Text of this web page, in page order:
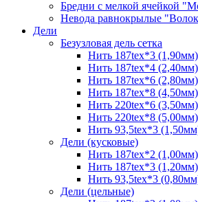
Бредни с мелкой ячейкой
Невода равнокрылые
Дели
Безузловая дель сетка
Нить 187tex*3 (1,90мм)
Нить 187tex*4 (2,40мм)
Нить 187tex*6 (2,80мм)
Нить 187tex*8 (4,50мм)
Нить 220tex*6 (3,50мм)
Нить 220tex*8 (5,00мм)
Нить 93,5tex*3
Дели (кусковые)
Нить 187tex*2 (1,00мм)
Нить 187tex*3 (1,20мм)
Нить 93,5tex*3
Дели (цельные)